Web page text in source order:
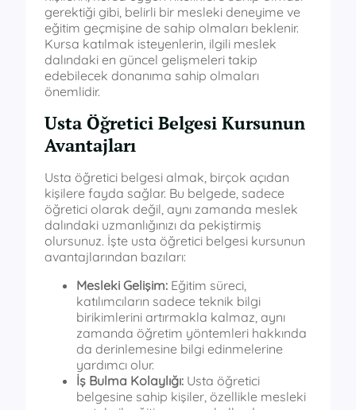
gerektiği gibi, belirli bir mesleki deneyime ve
eğitim geçmişine de sahip olmaları beklenir.
Kursa katılmak isteyenlerin, ilgili meslek
dalındaki en güncel gelişmeleri takip
edebilecek donanıma sahip olmaları
önemlidir.
Usta Öğretici Belgesi Kursunun
Avantajları
Usta öğretici belgesi almak, birçok açıdan
kişilere fayda sağlar. Bu belgede, sadece
öğretici olarak değil, aynı zamanda meslek
dalındaki uzmanlığınızı da pekiştirmiş
olursunuz. İşte usta öğretici belgesi kursunun
avantajlarından bazıları:
Mesleki Gelişim: Eğitim süreci,
katılımcıların sadece teknik bilgi
birikimlerini artırmakla kalmaz, aynı
zamanda öğretim yöntemleri hakkında
da derinlemesine bilgi edinmelerine
yardımcı olur.
İş Bulma Kolaylığı: Usta öğretici
belgesine sahip kişiler, özellikle mesleki